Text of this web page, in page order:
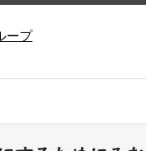
ープ